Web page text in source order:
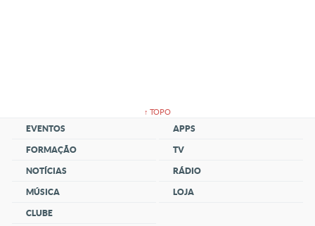
↑ TOPO
EVENTOS
FORMAÇÃO
NOTÍCIAS
MÚSICA
CLUBE
APPS
TV
RÁDIO
LOJA